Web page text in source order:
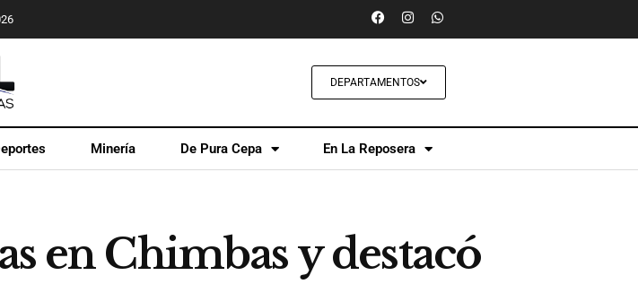
DEPARTAMENTOS
Minería De Pura Cepa En La Reposera
en Chimbas y destacó